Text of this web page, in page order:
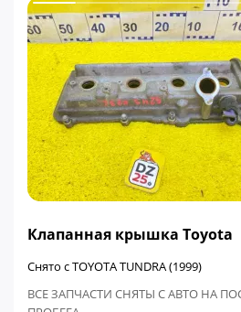
Клапанная крышка Toyota
Снято с TOYOTA TUNDRA (1999)
ВСЕ ЗАПЧАСТИ СНЯТЫ С АВТО НА